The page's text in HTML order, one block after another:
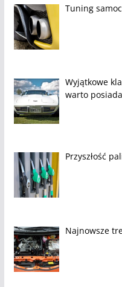
Tuning
Wyjątkowe
warto
Przyszłość
Najnowsze